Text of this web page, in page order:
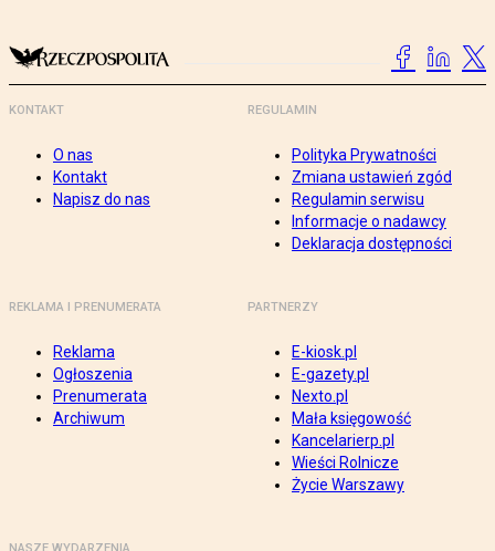
KONTAKT
O nas
Kontakt
Napisz do nas
REGULAMIN
Polityka Prywatności
Zmiana ustawień zgód
Regulamin serwisu
Informacje o nadawcy
Deklaracja dostępności
REKLAMA I PRENUMERATA
Reklama
Ogłoszenia
Prenumerata
Archiwum
PARTNERZY
E-kiosk.pl
E-gazety.pl
Nexto.pl
Mała księgowość
Kancelarierp.pl
Wieści Rolnicze
Życie Warszawy